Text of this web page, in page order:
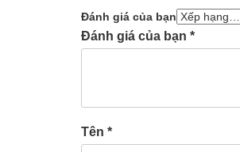
Đánh giá của bạn
Đánh giá của bạn *
Tên *